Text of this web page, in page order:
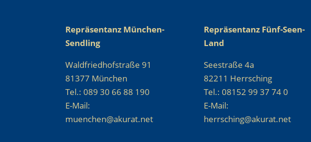
Repräsentanz München-
Sendling
Waldfriedhofstraße 91
81377 München
Tel.: 089 30 66 88 190
E-Mail:
muenchen@akurat.net
Repräsentanz Fünf-Seen-
Land
Seestraße 4a
82211 Herrsching
Tel.: 08152 99 37 74 0
E-Mail:
herrsching@akurat.net